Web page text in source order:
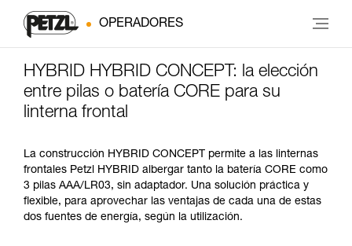
OPERADORES
HYBRID HYBRID CONCEPT: la elección
entre pilas o batería CORE para su
linterna frontal
La construcción HYBRID CONCEPT permite a las linternas
frontales Petzl HYBRID albergar tanto la batería CORE como
3 pilas AAA/LR03, sin adaptador. Una solución práctica y
flexible, para aprovechar las ventajas de cada una de estas
dos fuentes de energía, según la utilización.